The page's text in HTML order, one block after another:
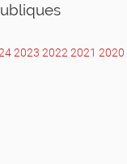
2023 2022 2021 2020